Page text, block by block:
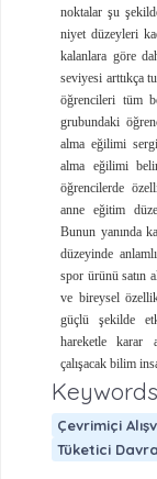
noktalar şu
niyet düzeyleri
kalanlara göre
seviyesi arttıkça
öğrencileri tüm
grubundaki
alma eğilimi
alma eğilimi
öğrencilerde
anne eğitim
Bunun yanında
düzeyinde
spor ürünü satın
ve bireysel
güçlü şekilde
hareketle karar
çalışacak bilim
Keywords
Çevrimiçi
Tüketici